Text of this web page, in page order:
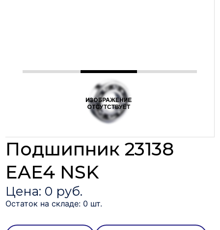
Подшипник 23138
EAE4 NSK
Цена: 0 руб.
Остаток на складе: 0 шт.